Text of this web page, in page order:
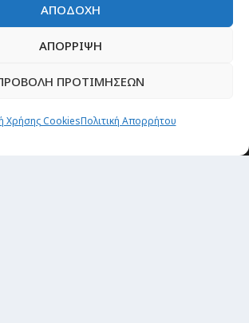
ΑΠΟΔΟΧΗ
ΑΠΟΡΡΙΨΗ
ΠΡΟΤΙΜΗΣΕΩΝ
Χρήσης CookiesΠολιτική Απορρήτου